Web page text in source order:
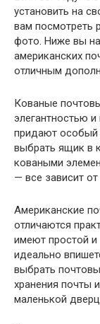
установить на
вам посмотреть
фото. Ниже вы
американских
отличным
Кованые
элегантностью
придают
выбрать ящик в
коваными
— все зависит
Американские
отличаются
имеют простой
идеально
выбрать
хранения почты
маленькой